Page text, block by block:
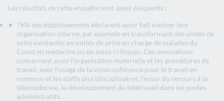
Les résultats de cette enquête sont assez éloquents :
76% des établissements déclarent avoir fait évoluer leur
organisation interne, par exemple en transformant des unités de
soins existantes en unités de prise en charge de malades du
Covid en médecine ou en soins critiques. Ces innovations
concernent aussi l’organisation matérielle et les procédures de
travail, avec l’usage de la visioconférence pour le travail en
commun et les staffs pluridisciplinaires, l’essor du recours à la
télémédecine, le développement du télétravail dans les postes
administratifs…